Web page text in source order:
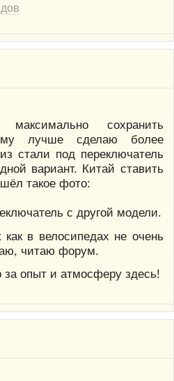
сохранить
лучше сделаю более
стали под переключатель
вариант. Китай ставить
такое фото:
с другой модели.
в велосипедах не очень
читаю форум.
за опыт и атмосферу здесь!